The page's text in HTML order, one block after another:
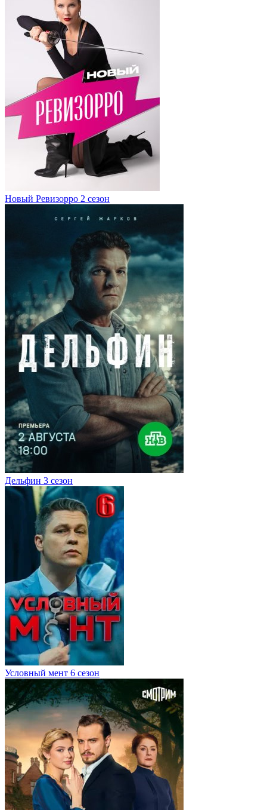
Новый Ревизорро 2 сезон
Дельфин 3 сезон
Условный мент 6 сезон